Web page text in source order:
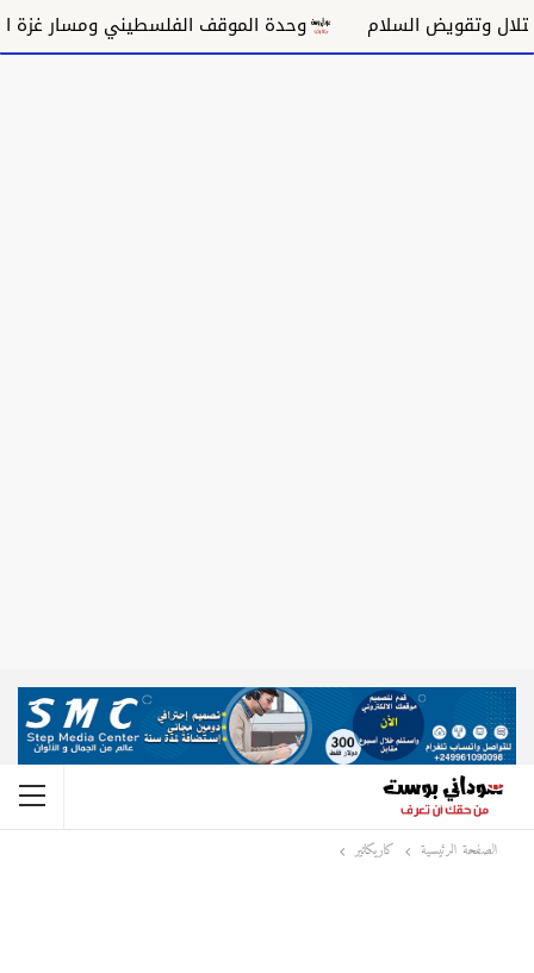
السلام وحدة الموقف الفلسطيني ومسار غزة السياسي
الصفحة الرئيسية كاريكاتير